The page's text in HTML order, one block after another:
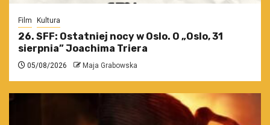
Film Kultura
26. SFF: Ostatniej nocy w Oslo. O „Oslo, 31
sierpnia” Joachima Triera
05/08/2026 Maja Grabowska